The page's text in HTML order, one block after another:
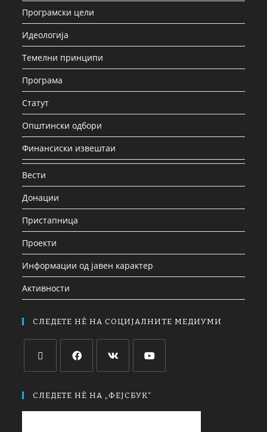
Програмски цели
Идеологија
Темелни принципи
Програма
Статут
Општински одбори
Финансиски извештаи
Вести
Донации
Пристапница
Проекти
Информации од јавен карактер
Активности
СЛЕДЕТЕ НЀ НА СОЦИЈАЛНИТЕ МЕДИУМИ
СЛЕДЕТЕ НЀ НА „ФЕЈСБУК“